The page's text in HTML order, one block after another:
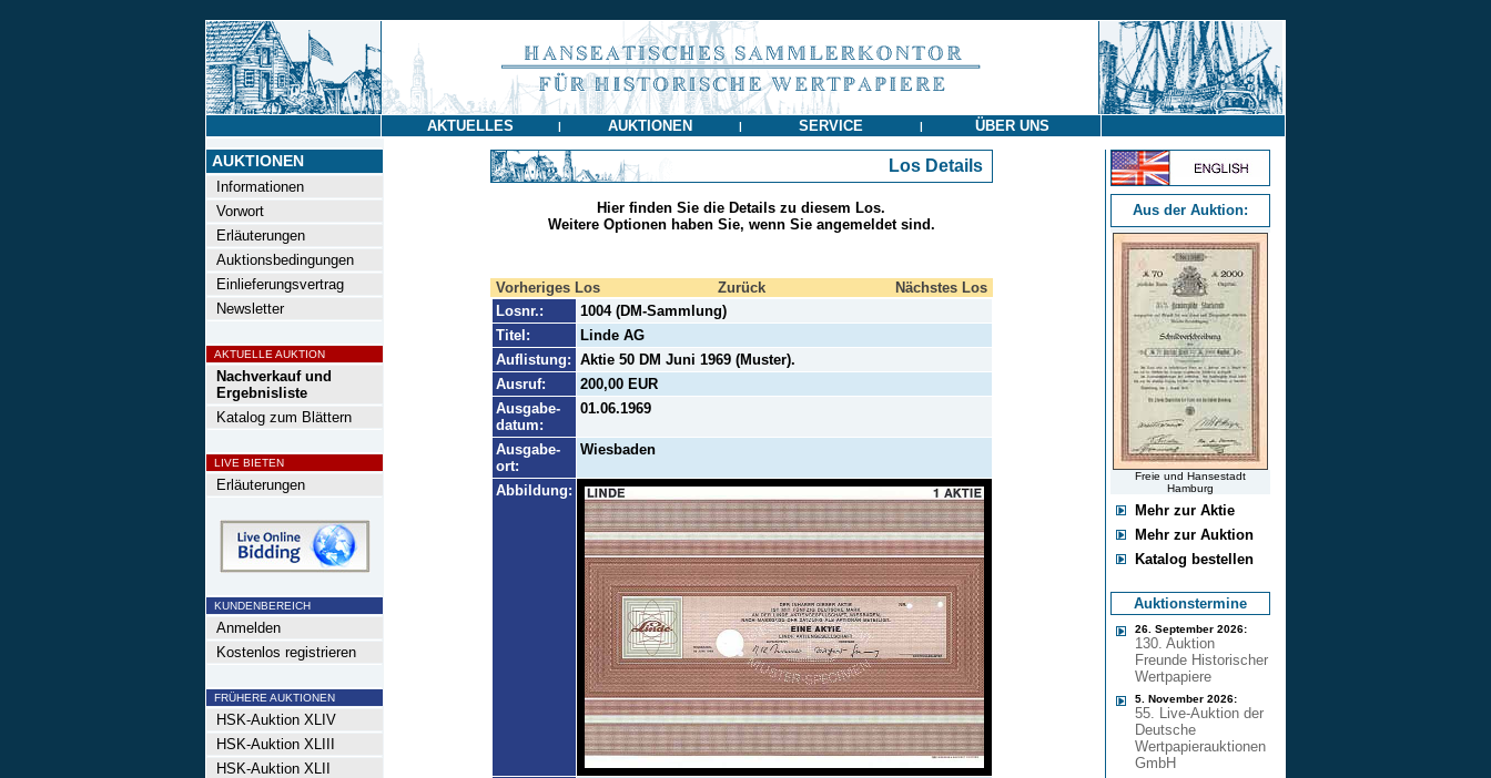
AKTUELLES | AUKTIONEN | SERVICE | ÜBER UNS
AUKTIONEN
Informationen
Vorwort
Erläuterungen
Auktionsbedingungen
Einlieferungsvertrag
Newsletter
AKTUELLE AUKTION
Nachverkauf und
Ergebnisliste
Katalog zum Blättern
LIVE BIETEN
Erläuterungen
KUNDENBEREICH
Anmelden
Kostenlos registrieren
FRÜHERE AUKTIONEN
HSK-Auktion XLIV
HSK-Auktion XLIII
HSK-Auktion XLII
Los Details
Hier finden Sie die Details zu diesem Los.
Weitere Optionen haben Sie, wenn Sie angemeldet sind.
Vorheriges Los Zurück
Nächstes Los
Losnr.:
1004 (DM-Sammlung)
Titel:
Linde AG
Auflistung: Aktie 50 DM Juni 1969 (Muster).
Ausruf:
200,00 EUR
Ausgabe-
datum:
01.06.1969
Ausgabe-
ort:
Wiesbaden
Abbildung:
Aus der Auktion:
Freie und Hansestadt
Hamburg
Mehr zur Aktie
Mehr zur Auktion
Katalog bestellen
Auktionstermine
26. September 2026:
130. Auktion
Freunde Historischer
Wertpapiere
5. November 2026:
55. Live-Auktion der
Deutsche
Wertpapierauktionen
GmbH